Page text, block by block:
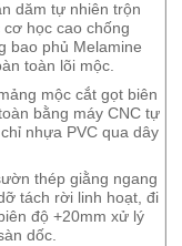
dăm tự nhiên trộn
học cao chống
bao phủ Melamine
toàn lõi mộc.
mộc cắt gọt biên
bằng máy CNC tự
nhựa PVC qua dây
thép giằng ngang
tách rời linh hoạt, đi
độ +20mm xử lý
dốc.